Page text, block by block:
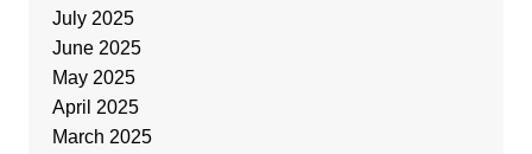
July 2025
June 2025
May 2025
April 2025
March 2025